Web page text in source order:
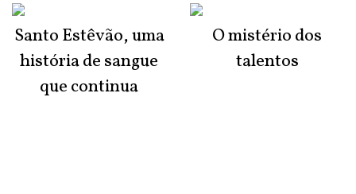
Santo Estêvão, uma
história de sangue
que continua
O mistério dos
talentos